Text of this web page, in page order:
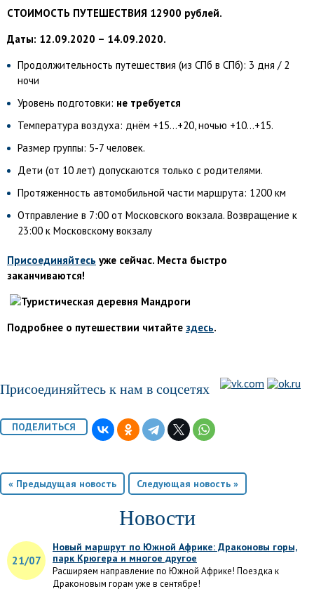
СТОИМОСТЬ ПУТЕШЕСТВИЯ 12900 рублей.
Даты: 12.09.2020 – 14.09.2020.
Продолжительность путешествия (из СПб в СПб): 3 дня / 2
ночи
Уровень подготовки: не требуется
Температура воздуха: днём +15...+20, ночью +10...+15.
Размер группы: 5-7 человек.
Дети (от 10 лет) допускаются только с родителями.
Протяженность автомобильной части маршрута: 1200 км
Отправление в 7:00 от Московского вокзала. Возвращение к
23:00 к Московскому вокзалу
Присоединяйтесь уже сейчас. Места быстро
заканчиваются!
Подробнее о путешествии читайте здесь.
Присоединяйтесь к нам в соцсетях
« Предыдущая новость Следующая новость »
Новости
21/07
Новый маршрут по Южной Африке: Драконовы горы,
парк Крюгера и многое другое
Расширяем направление по Южной Африке! Поездка к
Драконовым горам уже в сентябре!